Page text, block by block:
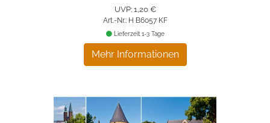
UVP: 1,20 €
Art.-Nr.: H B6057 KF
Mehr Informationen
Lieferzeit 1-3 Tage